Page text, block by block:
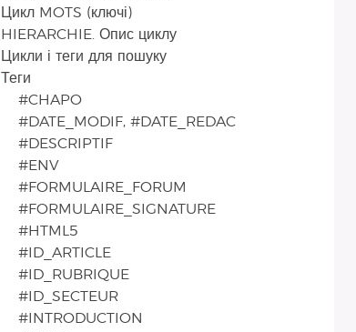
Цикл MOTS (ключі)
HIERARCHIE. Опис циклу
Цикли і теги для пошуку
Теги
#CHAPO
#DATE_MODIF, #DATE_REDAC
#DESCRIPTIF
#ENV
#FORMULAIRE_FORUM
#FORMULAIRE_SIGNATURE
#HTML5
#ID_ARTICLE
#ID_RUBRIQUE
#ID_SECTEUR
#INTRODUCTION